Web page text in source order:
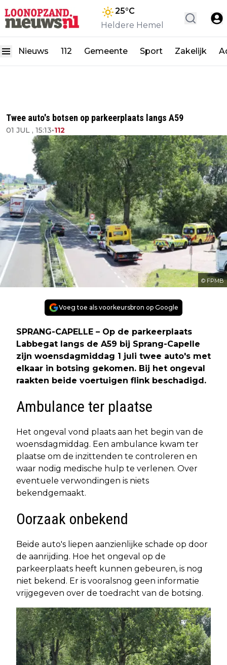
25°C
Heldere Hemel
Nieuws 112 Gemeente Sport Zakelijk
Twee auto's botsen op parkeerplaats langs A59
01 JUL , 15:13•112
© FPMB
Voeg toe als voorkeursbron op Google
SPRANG-CAPELLE – Op de parkeerplaats
Labbegat langs de A59 bij Sprang-Capelle
zijn woensdagmiddag 1 juli twee auto's met
elkaar in botsing gekomen. Bij het ongeval
raakten beide voertuigen flink beschadigd.
Ambulance ter plaatse
Het ongeval vond plaats aan het begin van de
woensdagmiddag. Een ambulance kwam ter
plaatse om de inzittenden te controleren en
waar nodig medische hulp te verlenen. Over
eventuele verwondingen is niets
bekendgemaakt.
Oorzaak onbekend
Beide auto's liepen aanzienlijke schade op door
de aanrijding. Hoe het ongeval op de
parkeerplaats heeft kunnen gebeuren, is nog
niet bekend. Er is vooralsnog geen informatie
vrijgegeven over de toedracht van de botsing.